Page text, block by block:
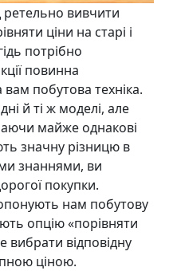
ретельно вивчити
ціни на старі і
потрібно
повинна
побутова техніка.
й ті ж моделі, але
майже однакові
значну різницю в
знаннями, ви
покупки.
нам побутову
опцію «порівняти
вибрати відповідну
ціною.